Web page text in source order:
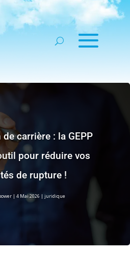
carrière : la GEPP
pour réduire vos
de rupture !
| 4 Mai 2026 | juridique